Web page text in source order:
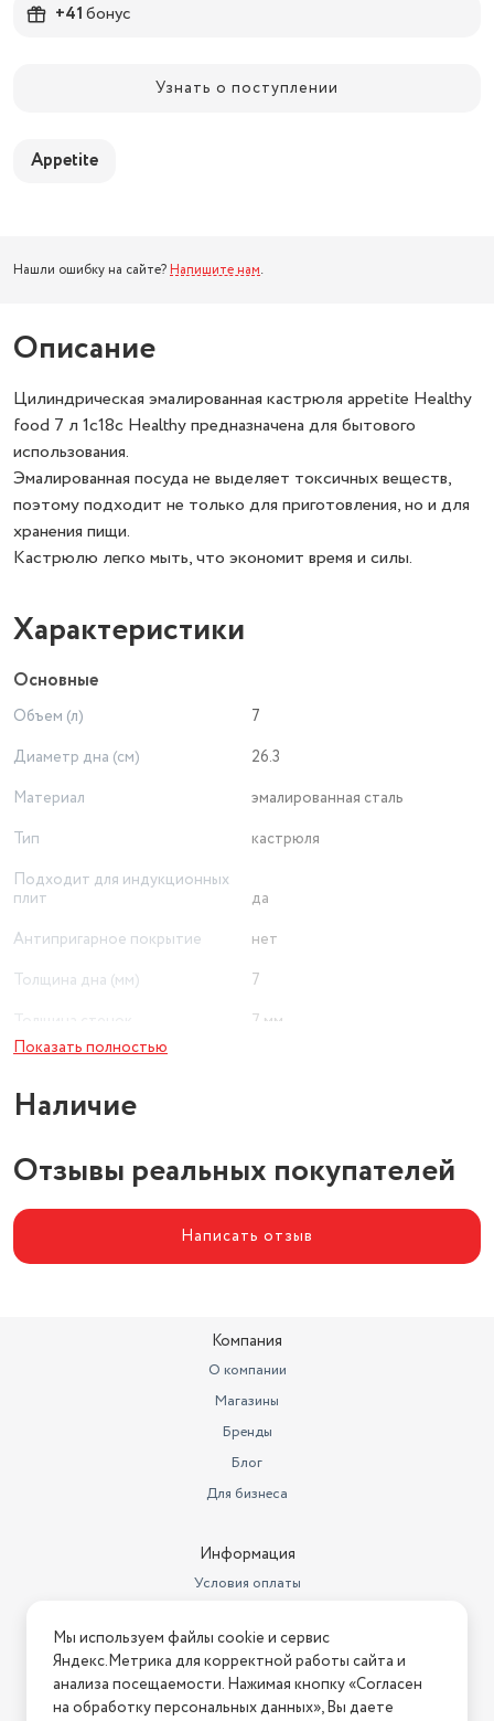
+41бонус
Узнать о поступлении
Appetite
Нашли ошибку на сайте? Напишите нам.
Описание
Цилиндрическая эмалированная кастрюля appetite Healthy
food 7 л 1с18с Healthy предназначена для бытового
использования.
Эмалированная посуда не выделяет токсичных веществ,
поэтому подходит не только для приготовления, но и для
хранения пищи.
Кастрюлю легко мыть, что экономит время и силы.
Характеристики
Основные
Объем (л)
7
Диаметр дна (см)
26.3
Материал
эмалированная сталь
Тип
кастрюля
Подходит для индукционных
плит
да
Антипригарное покрытие
нет
Толщина дна (мм)
7
7 мм
Показать полностью
Наличие
Отзывы реальных покупателей
Написать отзыв
Компания
О компании
Магазины
Бренды
Блог
Для бизнеса
Информация
Условия оплаты
Условия возврата
Нашли ошибку на сайте? Напишите нам
Мы используем файлы cookie и сервис
Яндекс.Метрика для корректной работы сайта и
анализа посещаемости. Нажимая кнопку «Согласен
на обработку персональных данных», Вы даете